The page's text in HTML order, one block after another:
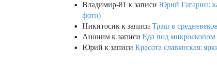
Владимир-81 к записи Юрий Гагарин:
фото)
Никитосик к записи Трэш в
Аноним к записи Еда под микроскопом
Юрий к записи Красота славянская: